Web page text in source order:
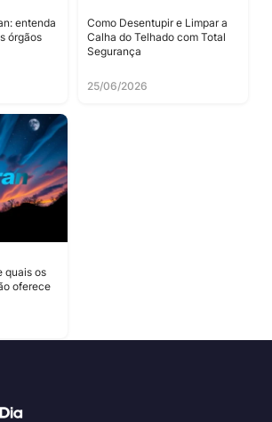
entenda
órgãos
Como Desentupir e Limpar a
Calha do Telhado com Total
Segurança
25/06/2026
quais os
oferece